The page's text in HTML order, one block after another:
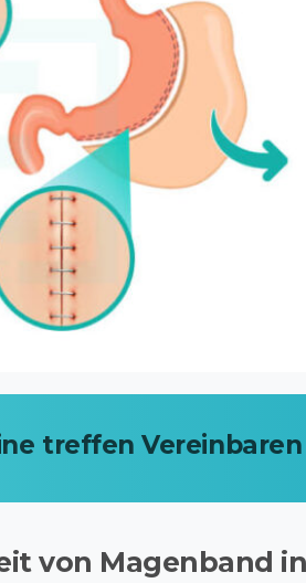
treffen Vereinbaren
von Magenband in